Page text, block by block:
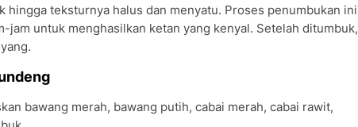
hingga teksturnya halus dan menyatu. Proses penumbukan ini
jam untuk menghasilkan ketan yang kenyal. Setelah ditumbuk,
bawang merah, bawang putih, cabai merah, cabai rawit,